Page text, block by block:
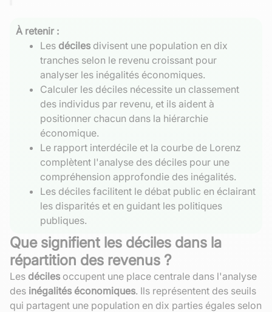
À retenir :
Les déciles divisent une population en dix
tranches selon le revenu croissant pour
analyser les inégalités économiques.
Calculer les déciles nécessite un classement
des individus par revenu, et ils aident à
positionner chacun dans la hiérarchie
économique.
Le rapport interdécile et la courbe de Lorenz
complètent l'analyse des déciles pour une
compréhension approfondie des inégalités.
Les déciles facilitent le débat public en éclairant
les disparités et en guidant les politiques
publiques.
Que signifient les déciles dans la
répartition des revenus ?
Les déciles occupent une place centrale dans l'analyse
des inégalités économiques. Ils représentent des seuils
qui partagent une population en dix parties égales selon